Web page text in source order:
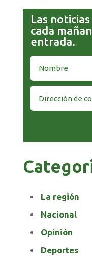
Las
cada
entrada.
La región
Nacional
Opinión
Deportes